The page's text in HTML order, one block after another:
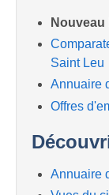
Nouveau
Saint Leu
Annuaire
Offres
Annuaire